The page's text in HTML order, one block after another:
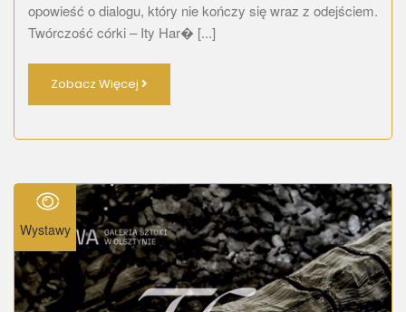
opowieść o dialogu, który nie kończy się wraz z odejściem.
Twórczość córki – Ity Har� [...]
Zobacz Więcej
Wystawy